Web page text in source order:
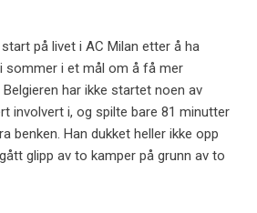
på livet i AC Milan etter å ha
sommer i et mål om å få mer
har ikke startet noen av
involvert i, og spilte bare 81 minutter
benken. Han dukket heller ikke opp
glipp av to kamper på grunn av to